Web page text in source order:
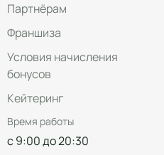
Партнёрам
Франшиза
Условия начисления
бонусов
Кейтеринг
Время работы
с 9:00 до 20:30